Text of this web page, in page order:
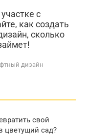
с
как создать
сколько
дизайн
свой
цветущий сад?